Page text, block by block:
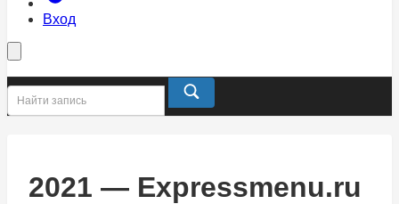
Вход
2021 — Expressmenu.ru